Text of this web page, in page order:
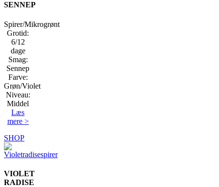
SENNEP
Spirer/Mikrogrønt
Grotid:
6/12
dage
Smag:
Sennep
Farve:
Grøn/Violet
Niveau:
Middel
Læs
mere >
SHOP
VIOLET
RADISE